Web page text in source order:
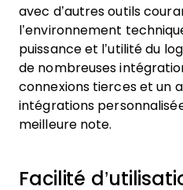
avec d’autres outils
l’environnement
puissance et l’utilité du
de nombreuses
connexions tierces et un
intégrations
meilleure note.
Facilité